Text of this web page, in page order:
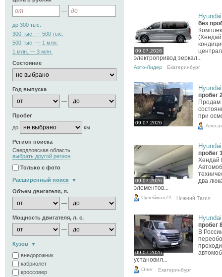
—
до 300 тыс.
300 тыс. — 500 тыс.
500 тыс. — 1 млн.
1 млн. — 3 млн.
Состояние
Год выпуска
—
Пробег
до
км.
Регион поиска
Свердловская область
выбрать другой регион
Только с фото
Расширенный поиск
Объем двигателя, л.
—
Мощность двигателя, л. с.
—
Кузов
внедорожник
кабриолет
кроссовер
09.07.2026
без
электропривод зеркал...
Авто-Лидер Екатеринбург
09.07.2026
пробег
Продам
при
09.07.2026
пробег
Хендай
два
элементов...
Сулейман72 Нижний Тагил
09.07.2026
пробег
В
установил...
Олег Екатеринбург